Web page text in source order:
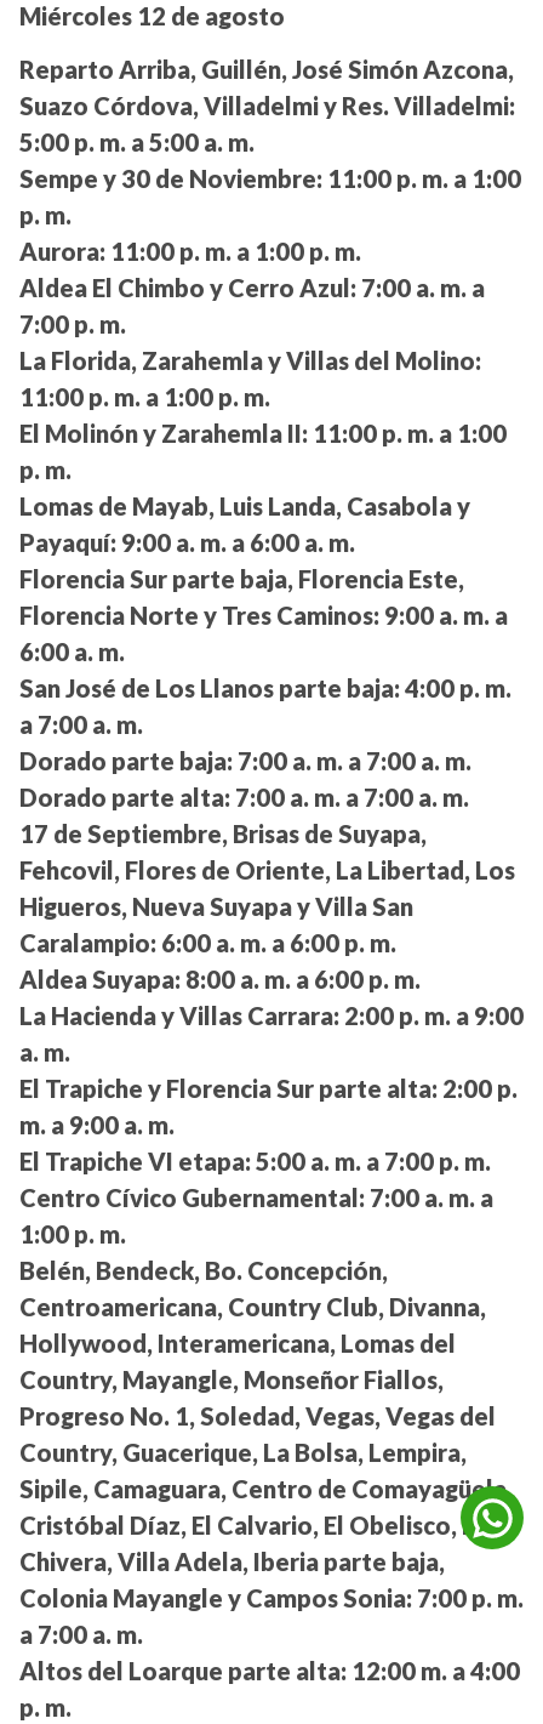
Miércoles 12 de agosto
Reparto Arriba, Guillén, José Simón Azcona,
Suazo Córdova, Villadelmi y Res. Villadelmi:
5:00 p. m. a 5:00 a. m.
Sempe y 30 de Noviembre: 11:00 p. m. a 1:00
p. m.
Aurora: 11:00 p. m. a 1:00 p. m.
Aldea El Chimbo y Cerro Azul: 7:00 a. m. a
7:00 p. m.
La Florida, Zarahemla y Villas del Molino:
11:00 p. m. a 1:00 p. m.
El Molinón y Zarahemla II: 11:00 p. m. a 1:00
p. m.
Lomas de Mayab, Luis Landa, Casabola y
Payaquí: 9:00 a. m. a 6:00 a. m.
Florencia Sur parte baja, Florencia Este,
Florencia Norte y Tres Caminos: 9:00 a. m. a
6:00 a. m.
San José de Los Llanos parte baja: 4:00 p. m.
a 7:00 a. m.
Dorado parte baja: 7:00 a. m. a 7:00 a. m.
Dorado parte alta: 7:00 a. m. a 7:00 a. m.
17 de Septiembre, Brisas de Suyapa,
Fehcovil, Flores de Oriente, La Libertad, Los
Higueros, Nueva Suyapa y Villa San
Caralampio: 6:00 a. m. a 6:00 p. m.
Aldea Suyapa: 8:00 a. m. a 6:00 p. m.
La Hacienda y Villas Carrara: 2:00 p. m. a 9:00
a. m.
El Trapiche y Florencia Sur parte alta: 2:00 p.
m. a 9:00 a. m.
El Trapiche VI etapa: 5:00 a. m. a 7:00 p. m.
Centro Cívico Gubernamental: 7:00 a. m. a
1:00 p. m.
Belén, Bendeck, Bo. Concepción,
Centroamericana, Country Club, Divanna,
Hollywood, Interamericana, Lomas del
Country, Mayangle, Monseñor Fiallos,
Progreso No. 1, Soledad, Vegas, Vegas del
Country, Guacerique, La Bolsa, Lempira,
Sipile, Camaguara, Centro de Comayagüela,
Cristóbal Díaz, El Calvario, El Obelisco, La
Chivera, Villa Adela, Iberia parte baja,
Colonia Mayangle y Campos Sonia: 7:00 p. m.
a 7:00 a. m.
Altos del Loarque parte alta: 12:00 m. a 4:00
p. m.